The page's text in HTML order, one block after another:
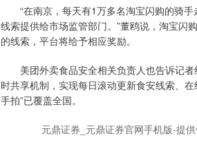
“在南京，每天有1万多名淘宝闪购的骑手
线索提供给市场监管部门。”董鸥说，淘宝闪
的线索，平台将给予相应奖励。
美团外卖食品安全相关负责人也告诉记者
时共享机制，实现每日滚动更新食安线索、
手拍”已覆盖全国。
元鼎证券_元鼎证券官网手机版-提